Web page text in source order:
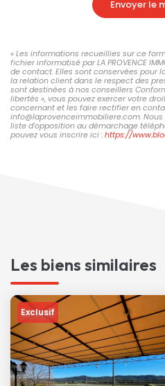
Envoyer le
« Les informations recueillies sur ce
fichier informatisé par LA PROVENCE
de contact. Elles sont conservées pour
la relation client dans le respect des
sont destinées à nos conseillers
libertés », vous pouvez exercer votre
concernant et les faire rectifier en
info@laprovenceimmobiliere.com.
liste d'opposition au démarchage
pouvez vous inscrire ici : https://
Les biens similaires
Exclusif